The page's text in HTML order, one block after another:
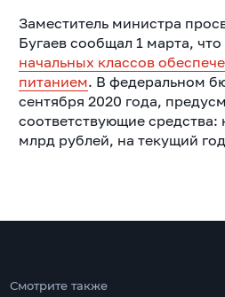
Заместитель министра
Бугаев сообщал 1 марта, что
начальных классов
питанием. В федеральном
сентября 2020 года,
соответствующие средства:
млрд рублей, на текущий
Смотрите также